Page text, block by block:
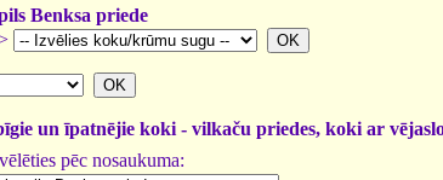
Benksa priede
un īpatnējie koki - vilkaču priedes, koki ar
pēc nosaukuma: